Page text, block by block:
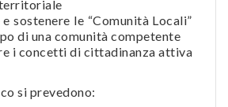
sostenere le “Comunità Locali”
di una comunità competente
i concetti di cittadinanza attiva
si prevedono: